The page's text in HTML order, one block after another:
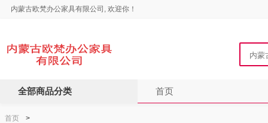
内蒙古欧梵办公家具有限公司, 欢迎你！
全部商品分类 首页
首页 >